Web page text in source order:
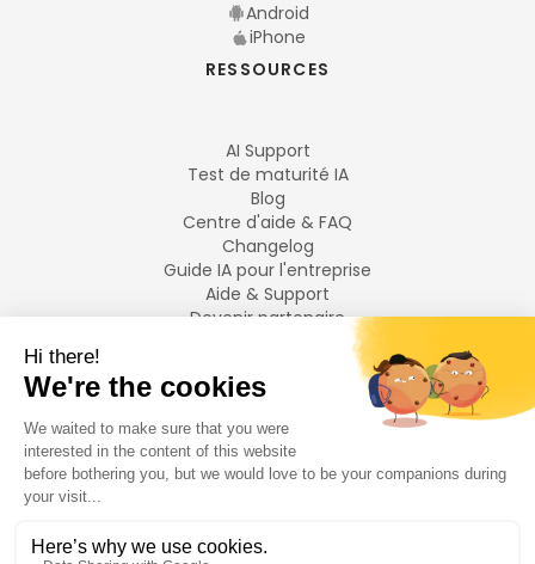
Android
iPhone
RESSOURCES
AI Support
Test de maturité IA
Blog
Centre d'aide & FAQ
Changelog
Guide IA pour l'entreprise
Aide & Support
Devenir partenaire
LANGUES
Français
English